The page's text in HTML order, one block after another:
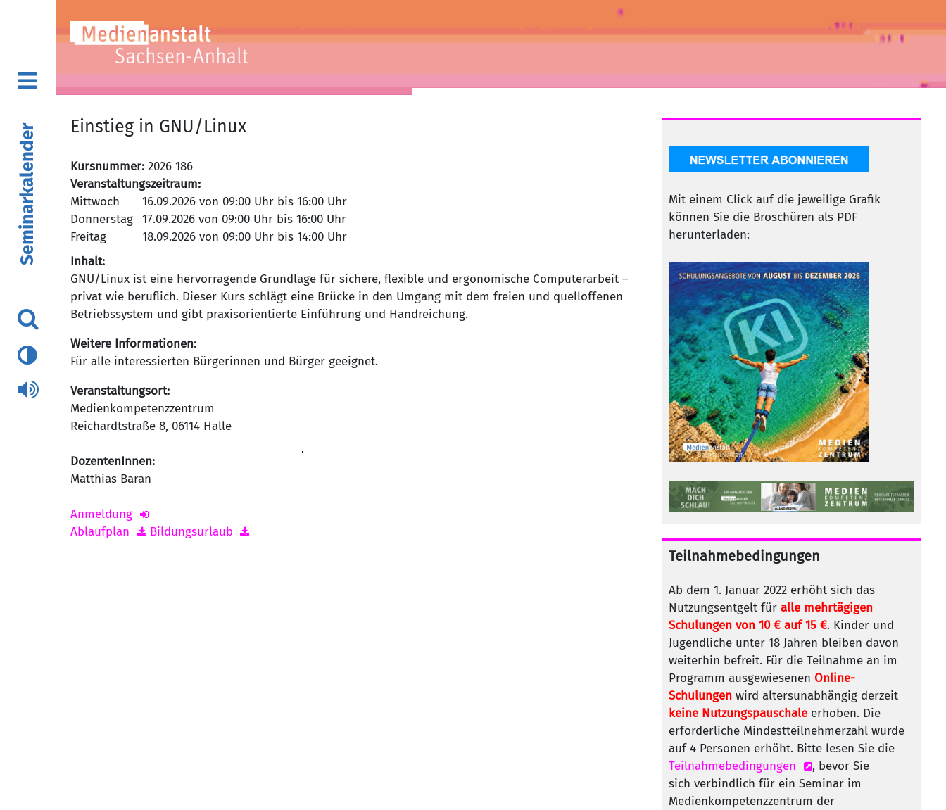
Seminarkalender Einstieg in GNU/Linux
Kursnummer: 2026 186
Veranstaltungszeitraum:
Mittwoch
16.09.2026 von 09:00 Uhr bis 16:00 Uhr
Donnerstag
17.09.2026 von 09:00 Uhr bis 16:00 Uhr
Freitag
18.09.2026 von 09:00 Uhr bis 14:00 Uhr
Inhalt:
GNU/Linux ist eine hervorragende Grundlage für sichere, flexible und ergonomische Computerarbeit –
privat wie beruflich. Dieser Kurs schlägt eine Brücke in den Umgang mit dem freien und quelloffenen
Betriebssystem und gibt praxisorientierte Einführung und Handreichung.
Weitere Informationen:
Für alle interessierten Bürgerinnen und Bürger geeignet.
Veranstaltungsort:
Medienkompetenzzentrum
Reichardtstraße 8, 06114 Halle
DozentenInnen:
Matthias Baran
Anmeldung
Ablaufplan
Bildungsurlaub
Mit einem Click auf die jeweilige Grafik
können Sie die Broschüren als PDF
herunterladen:
Teilnahmebedingungen
Ab dem 1. Januar 2022 erhöht sich das
Nutzungsentgelt füralle mehrtägigen
Schulungen von 10 € auf 15 €. Kinder und
Jugendliche unter 18 Jahren bleiben davon
weiterhin befreit. Für die Teilnahme an im
Programm ausgewiesenen Online-
Schulungen wird altersunabhängig derzeit
keine Nutzungspauschale erhoben. Die
erforderliche Mindestteilnehmerzahl wurde
auf 4 Personen erhöht. Bitte lesen Sie die
Teilnahmebedingungen
, bevor Sie
sich verbindlich für ein Seminar im
Medienkompetenzzentrum der